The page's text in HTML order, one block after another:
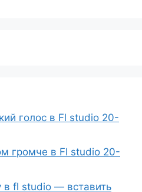
голос в Fl studio 20-
громче в Fl studio 20-
в fl studio — вставить